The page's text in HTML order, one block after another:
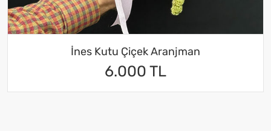
İnes Kutu Çiçek Aranjman
6.000 TL